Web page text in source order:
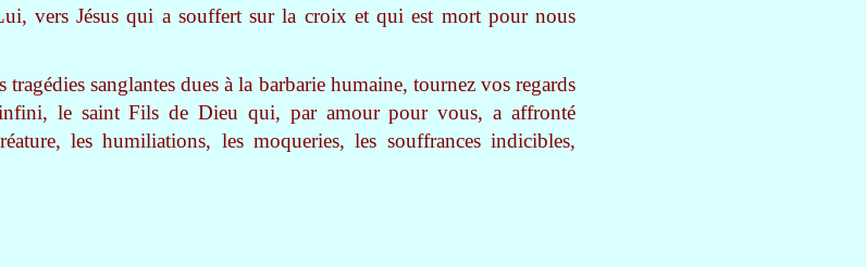
vers Jésus qui a souffert sur la croix et qui est mort pour nous
sanglantes dues à la barbarie humaine, tournez vos regards
le saint Fils de Dieu qui, par amour pour vous, a affronté
les humiliations, les moqueries, les souffrances indicibles,